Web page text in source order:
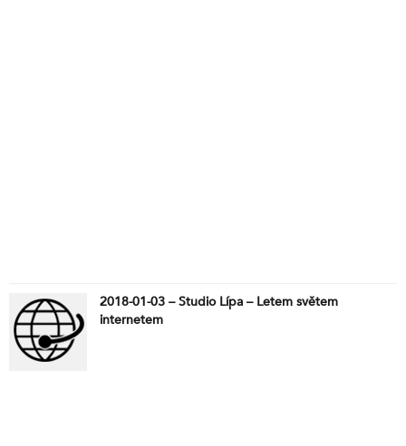
2018-01-03 – Studio Lípa – Letem světem
internetem